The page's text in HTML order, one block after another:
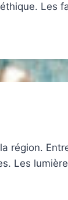
Les
région.
Les